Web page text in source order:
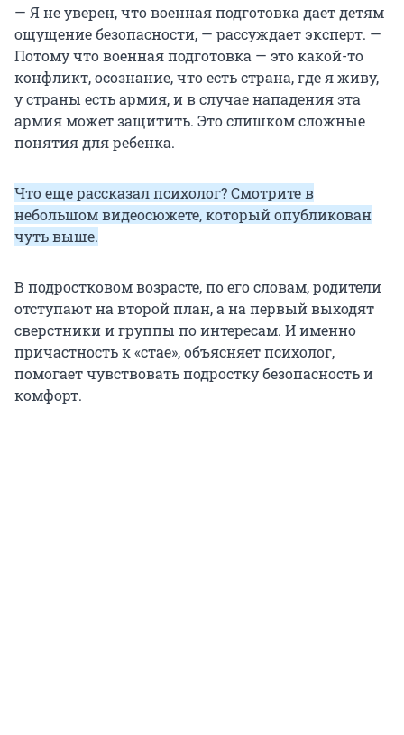
— Я не уверен, что военная подготовка дает детям
ощущение безопасности, — рассуждает эксперт. —
Потому что военная подготовка — это какой-то
конфликт, осознание, что есть страна, где я живу,
у страны есть армия, и в случае нападения эта
армия может защитить. Это слишком сложные
понятия для ребенка.
Что еще рассказал психолог? Смотрите в
небольшом видеосюжете, который опубликован
чуть выше.
В подростковом возрасте, по его словам, родители
отступают на второй план, а на первый выходят
сверстники и группы по интересам. И именно
причастность к «стае», объясняет психолог,
помогает чувствовать подростку безопасность и
комфорт.